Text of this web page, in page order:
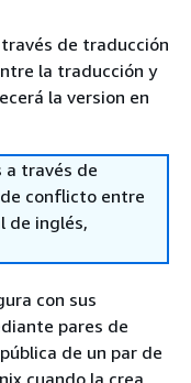
de traducción
la traducción y
la version en
a través de
conflicto entre
de inglés,
con sus
pares de
de un par de
cuando la crea